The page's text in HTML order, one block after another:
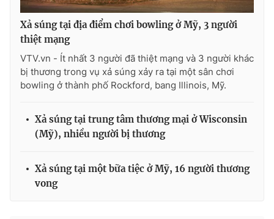
Ðiện thoại Thời báo VTV:024.66 897 897
Email:toasoan@vtv.vn
Liên hệ quảng cáo:
Xả súng tại địa điểm chơi bowling ở Mỹ, 3 người
thiệt mạng
VTV.vn - Ít nhất 3 người đã thiệt mạng và 3 người khác
bị thương trong vụ xả súng xảy ra tại một sân chơi
bowling ở thành phố Rockford, bang Illinois, Mỹ.
Xả súng tại trung tâm thương mại ở Wisconsin
(Mỹ), nhiều người bị thương
Xả súng tại một bữa tiệc ở Mỹ, 16 người thương
vong